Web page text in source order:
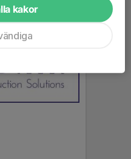
kakor